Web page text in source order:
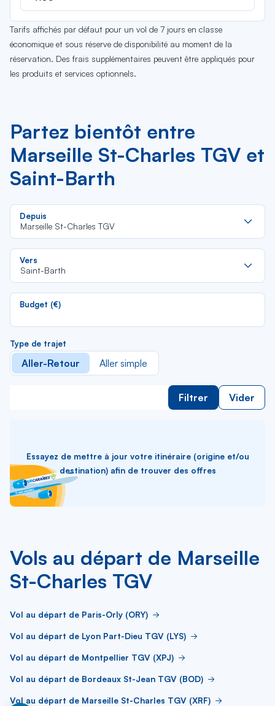
Tarifs affichés par défaut pour un vol de 7 jours en classe
économique et sous réserve de disponibilité au moment de la
réservation. Des frais supplémentaires peuvent être appliqués pour
les produits et services optionnels.
Partez bientôt entre
Marseille St-Charles TGV et
Saint-Barth
Depuis
Marseille St-Charles TGV
Vers
Saint-Barth
Budget (€)
Type de trajet
Aller-Retour Aller simple
Filtrer Vider
Essayez de mettre à jour votre itinéraire (origine et/ou
destination) afin de trouver des offres
Vols au départ de Marseille
St-Charles TGV
Vol au départ de Paris-Orly (ORY)
Vol au départ de Lyon Part-Dieu TGV (LYS)
Vol au départ de Montpellier TGV (XPJ)
Vol au départ de Bordeaux St-Jean TGV (BOD)
Vol au départ de Marseille St-Charles TGV (XRF)